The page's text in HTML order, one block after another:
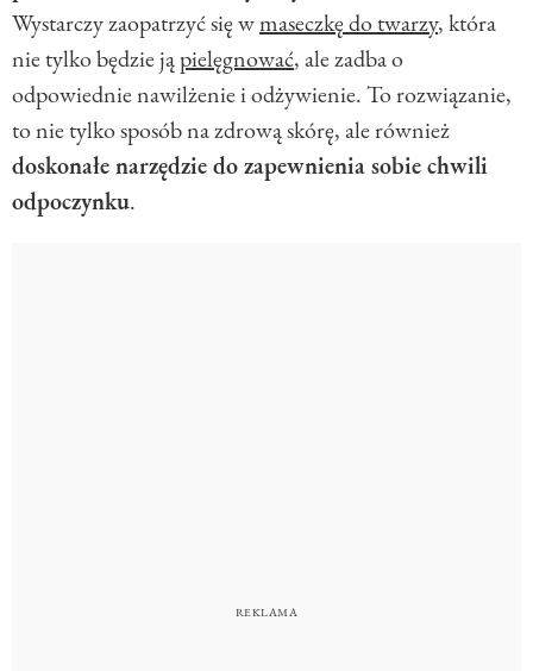
Wystarczy zaopatrzyć się wmaseczkę do twarzy, która
nie tylko będzie jąpielęgnować, ale zadba o
odpowiednie nawilżenie i odżywienie. To rozwiązanie,
to nie tylko sposób na zdrową skórę, ale również
doskonałe narzędzie do zapewnienia sobie chwili
odpoczynku.